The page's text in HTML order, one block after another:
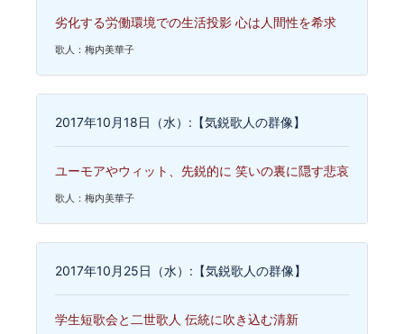
劣化する労働環境での生活投影 心は人間性を希求
歌人：梅内美華子
2017年10月18日（水）:【気鋭歌人の群像】
ユーモアやウィット、先鋭的に 笑いの裏に隠す悲哀
歌人：梅内美華子
2017年10月25日（水）:【気鋭歌人の群像】
学生短歌会と二世歌人 伝統に吹き込む清新